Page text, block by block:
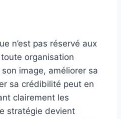
n’est pas réservé aux
organisation
image, améliorer sa
sa crédibilité peut en
clairement les
stratégie devient